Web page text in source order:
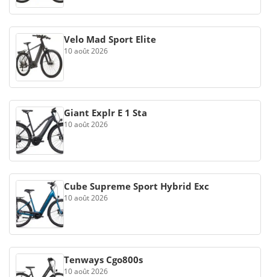
Velo Mad Sport Elite
10 août 2026
Giant Explr E 1 Sta
10 août 2026
Cube Supreme Sport Hybrid Exc
10 août 2026
Tenways Cgo800s
10 août 2026